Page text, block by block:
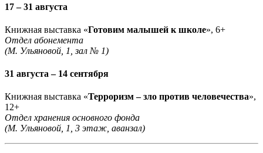
17 – 31 августа
Книжная выставка «Готовим малышей к школе», 6+
Отдел абонемента
(М. Ульяновой, 1, зал № 1)
31 августа – 14 сентября
Книжная выставка «Терроризм – зло против человечества»,
12+
Отдел хранения основного фонда
(М. Ульяновой, 1, 3 этаж, аванзал)